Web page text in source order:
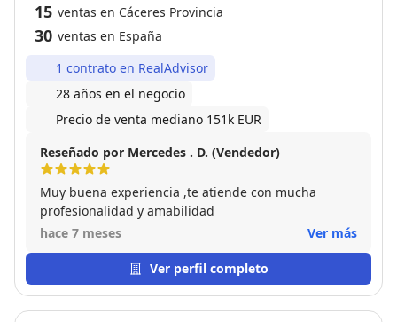
15 ventas en Cáceres Provincia
30 ventas en España
1 contrato en RealAdvisor
28 años en el negocio
Precio de venta mediano 151k EUR
Reseñado por Mercedes . D. (Vendedor)
Muy buena experiencia ,te atiende con mucha
profesionalidad y amabilidad
hace 7 meses
Ver más
Ver perfil completo